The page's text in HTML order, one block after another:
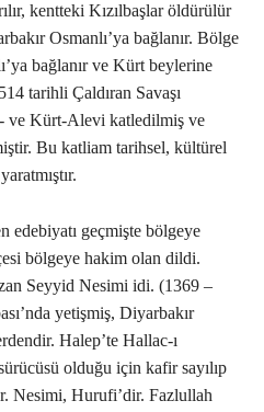
kentteki Kızılbaşlar öldürülür
Osmanlı’ya bağlanır. Bölge
bağlanır ve Kürt beylerine
tarihli Çaldıran Savaşı
ve Kürt-Alevi katledilmiş ve
Bu katliam tarihsel, kültürel
edebiyatı geçmişte bölgeye
bölgeye hakim olan dildi.
Seyyid Nesimi idi. (1369 –
yetişmiş, Diyarbakır
Halep’te Hallac-ı
olduğu için kafir sayılıp
Nesimi, Hurufi’dir. Fazlullah